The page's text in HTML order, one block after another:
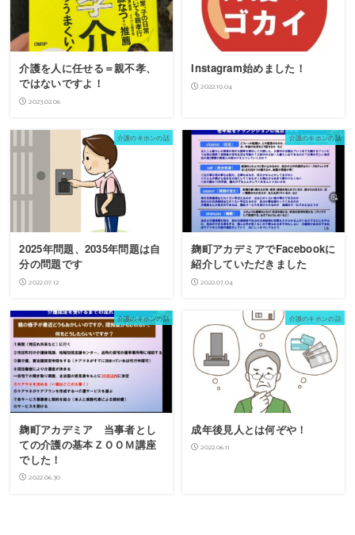
介護を人に任せる＝親不孝、
ではないですよ！
2023.02.06
Instagram始めました！
2022.10.04
介護のキホンの話
2025年問題、2035年問題は自
分の問題です
2022.07.12
介護のキホンの話
麹町アカデミアでFacebookに
紹介していただきました
2022.07.04
介護のキホンの話
麹町アカデミア 当事者とし
ての介護の基本ＺＯＯＭ講座
でした！
2022.06.30
介護のキホンの話
成年後見人とは何ぞや！
2022.06.11